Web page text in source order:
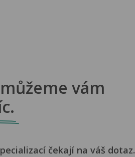
vám
čekají na váš dotaz.